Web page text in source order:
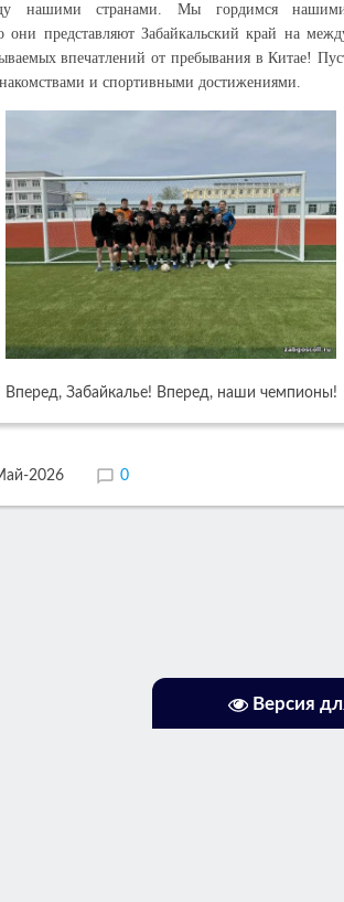
Версия
нашими странами. Мы гордимся
они представляют Забайкальский край на
впечатлений от пребывания в Китае!
и спортивными достижениями.
Вперед, Забайкалье! Вперед, наши чемпионы!
2026 0